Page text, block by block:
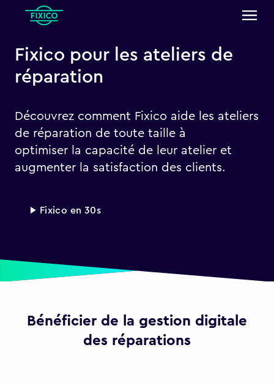
Fixico pour les ateliers de
réparation
Découvrez comment Fixico aide les ateliers
de réparation de toute taille à
optimiser la capacité de leur atelier et
augmenter la satisfaction des clients.
▶ Fixico en 30s
Bénéficier de la gestion digitale
des réparations